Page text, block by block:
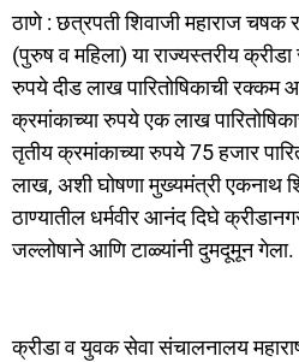
o
o
k
o
n
ठाणे : छत्रपती शिवाजी महाराज चषक
(पुरुष व महिला) या राज्यस्तरीय क्रीडा
रुपये दीड लाख पारितोषिकाची रक्कम
क्रमांकाच्या रुपये एक लाख
तृतीय क्रमांकाच्या रुपये 75 हजार
लाख, अशी घोषणा मुख्यमंत्री
ठाण्यातील धर्मवीर आनंद दिघे
जल्लोषाने आणि टाळ्यांनी दुमदूमून गेला.
क्रीडा व युवक सेवा संचालनालय